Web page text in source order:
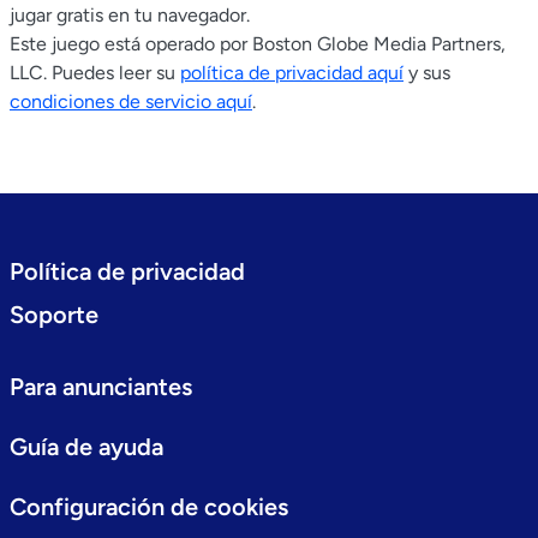
jugar gratis en tu navegador.
Este juego está operado por Boston Globe Media Partners,
LLC. Puedes leer su política de privacidad aquí y sus
condiciones de servicio aquí.
Política de privacidad
Soporte
Para anunciantes
Guía de ayuda
Configuración de cookies